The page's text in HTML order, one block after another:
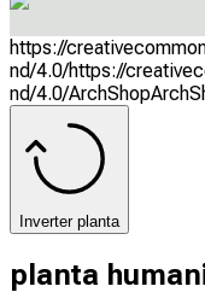
https://
nd/4.0/https://
nd/4.0/ArchShop
Inverter planta
planta